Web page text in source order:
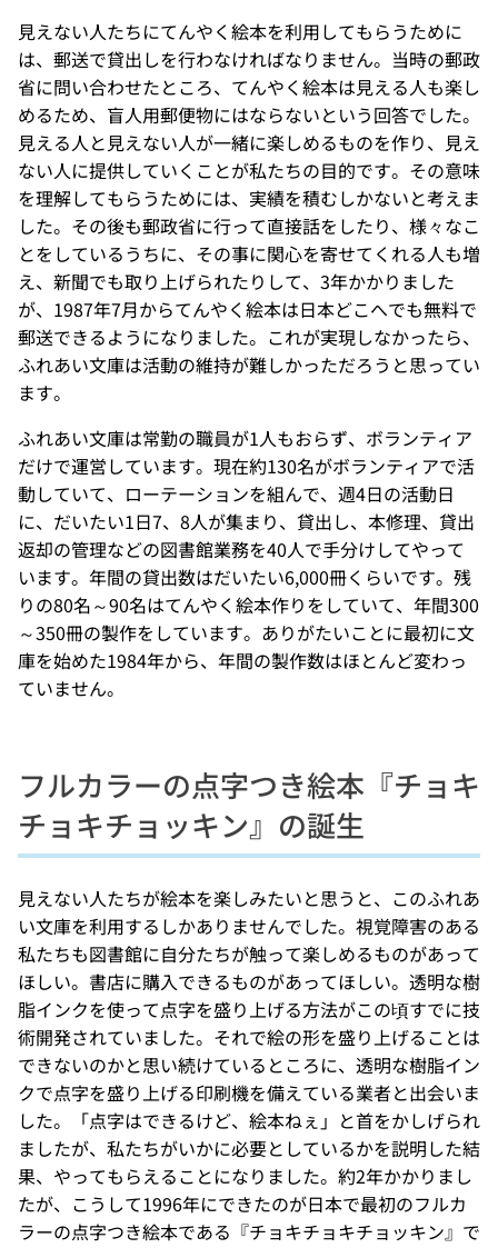
見えない人たちにてんやく絵本を利用してもらうために
は、郵送で貸出しを行わなければなりません。当時の郵政
省に問い合わせたところ、てんやく絵本は見える人も楽し
めるため、盲人用郵便物にはならないという回答でした。
見える人と見えない人が一緒に楽しめるものを作り、見え
ない人に提供していくことが私たちの目的です。その意味
を理解してもらうためには、実績を積むしかないと考えま
した。その後も郵政省に行って直接話をしたり、様々なこ
とをしているうちに、その事に関心を寄せてくれる人も増
え、新聞でも取り上げられたりして、3年かかりました
が、1987年7月からてんやく絵本は日本どこへでも無料で
郵送できるようになりました。これが実現しなかったら、
ふれあい文庫は活動の維持が難しかっただろうと思ってい
ます。
ふれあい文庫は常勤の職員が1人もおらず、ボランティア
だけで運営しています。現在約130名がボランティアで活
動していて、ローテーションを組んで、週4日の活動日
に、だいたい1日7、8人が集まり、貸出し、本修理、貸出
返却の管理などの図書館業務を40人で手分けしてやって
います。年間の貸出数はだいたい6,000冊くらいです。残
りの80名～90名はてんやく絵本作りをしていて、年間300
～350冊の製作をしています。ありがたいことに最初に文
庫を始めた1984年から、年間の製作数はほとんど変わっ
ていません。
フルカラーの点字つき絵本『チョキ
チョキチョッキン』の誕生
見えない人たちが絵本を楽しみたいと思うと、このふれあ
い文庫を利用するしかありませんでした。視覚障害のある
私たちも図書館に自分たちが触って楽しめるものがあって
ほしい。書店に購入できるものがあってほしい。透明な樹
脂インクを使って点字を盛り上げる方法がこの頃すでに技
術開発されていました。それで絵の形を盛り上げることは
できないのかと思い続けているところに、透明な樹脂イン
クで点字を盛り上げる印刷機を備えている業者と出会いま
した。「点字はできるけど、絵本ねぇ」と首をかしげられ
ましたが、私たちがいかに必要としているかを説明した結
果、やってもらえることになりました。約2年かかりまし
たが、こうして1996年にできたのが日本で最初のフルカ
ラーの点字つき絵本である『チョキチョキチョッキン』で